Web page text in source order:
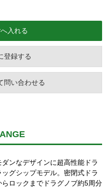
登録する
問い合わせる
ンなデザインに超高性能ドラ
グシップモデル。密閉式ドラ
ロックまでドラグノブ約5周分